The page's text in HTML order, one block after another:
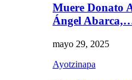
Muere Donato
Ángel
mayo 29, 2025
Ayotzinapa